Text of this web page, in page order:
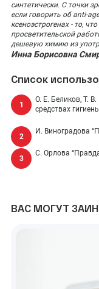
синтетически. С точки
если говорить об anti-
ксеноэстрогенах - то,
просветительской
дешевую химию из
Инна Борисовна
Список
О. Е. Беликов, Т.
средствах
И. Виноградова
С. Орлова
ВАС МОГУТ